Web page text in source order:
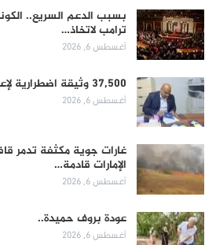
بسبب الدعم السريع..
ترامب لاتخاذ…
أغسطس 6, 2026
37,500 وثيقة اضطرارية لإعادة سودانيين من مصر
أغسطس 6, 2026
غارات جوية مكثفة تدمر
الإمارات قادمة…
أغسطس 6, 2026
عودة بروف حميدة..
أغسطس 6, 2026